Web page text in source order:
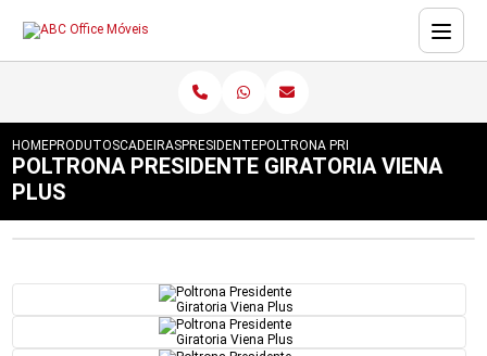
HOMEPRODUTOSCADEIRASPRESIDENTEPOLTRONA PRESIDENTE GIRATORIA
POLTRONA PRESIDENTE GIRATORIA VIENA
PLUS